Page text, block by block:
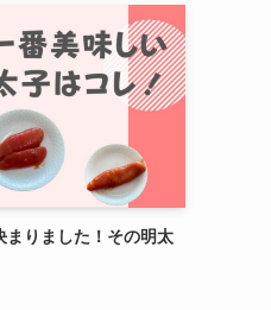
まりました！その明太